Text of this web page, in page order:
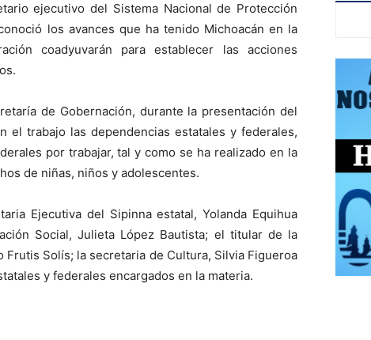
ejecutivo del Sistema Nacional de Protección
los avances que ha tenido Michoacán en la
coadyuvarán para establecer las acciones
de Gobernación, durante la presentación del
el trabajo las dependencias estatales y federales,
por trabajar, tal y como se ha realizado en la
de niñas, niños y adolescentes.
Ejecutiva del Sipinna estatal, Yolanda Equihua
Social, Julieta López Bautista; el titular de la
Solís; la secretaria de Cultura, Silvia Figueroa
y federales encargados en la materia.